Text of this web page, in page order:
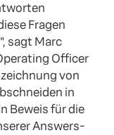
Fragen
sagt Marc
Officer
von
in
Beweis für die
Answers-